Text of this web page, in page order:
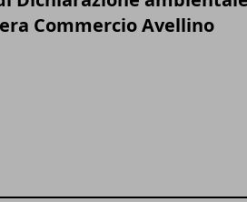
Commercio Avellino